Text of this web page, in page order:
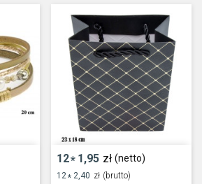
12* 1,95 zł (netto)
12* 2,40 zł (brutto)